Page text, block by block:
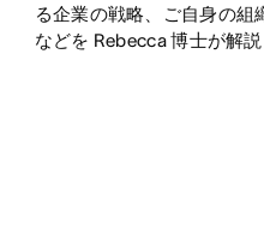
る企業の戦略、ご自身の
などを Rebecca 博士が解説